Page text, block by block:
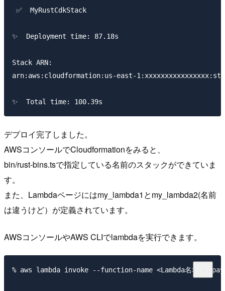
✅  MyRustCdkStack
✨  Deployment time: 87.18s
Stack ARN:
arn:aws:cloudformation:us-east-
デプロイ完了しました。
AWSコンソールでCloudformationをみると、
bin/rust-bins.tsで指定している名前のスタックができていま
す。
また、Lambdaページにはmy_lambda1とmy_lambda2(名前
は違うけど）が定義されています。
AWSコンソールやAWS CLIでlambdaを実行できます。
% aws lambda invoke --function-name <Lambda名>